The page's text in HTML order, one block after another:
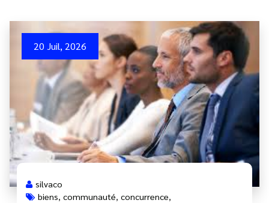
20 Juil, 2026
silvaco
biens, communauté, concurrence,